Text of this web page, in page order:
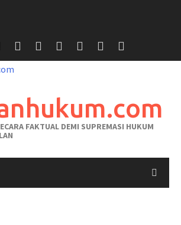
FAKTUAL DEMI SUPREMASI HUKUM